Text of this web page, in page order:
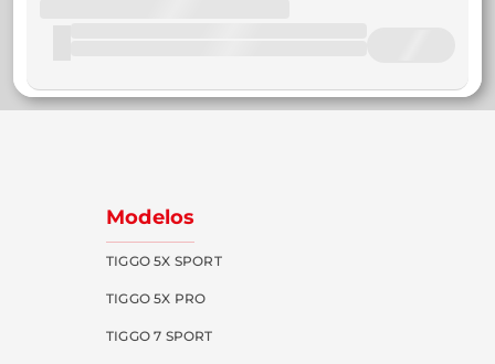
Modelos
TIGGO 5X SPORT
TIGGO 5X PRO
TIGGO 7 SPORT